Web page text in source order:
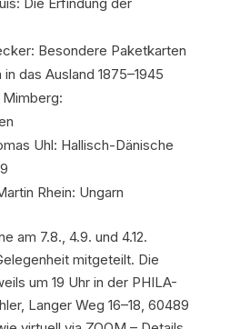
Besondere Paketkarten
das Ausland 1875–1945
Mimberg:
Uhl: Hallisch-Dänische
Rhein: Ungarn
am 7.8., 4.9. und 4.12.
mitgeteilt. Die
um 19 Uhr in der PHILA-
Langer Weg 16–18, 60489